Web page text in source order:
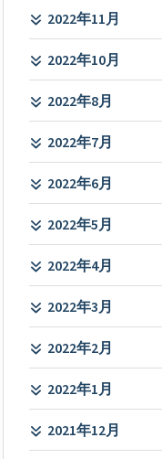
2022年11月
2022年10月
2022年8月
2022年7月
2022年6月
2022年5月
2022年4月
2022年3月
2022年2月
2022年1月
2021年12月